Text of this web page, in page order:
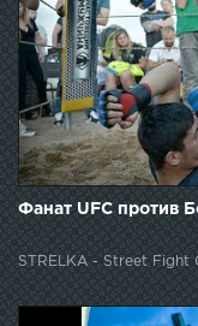
Фанат UFC против
STRELKA - Street Fight